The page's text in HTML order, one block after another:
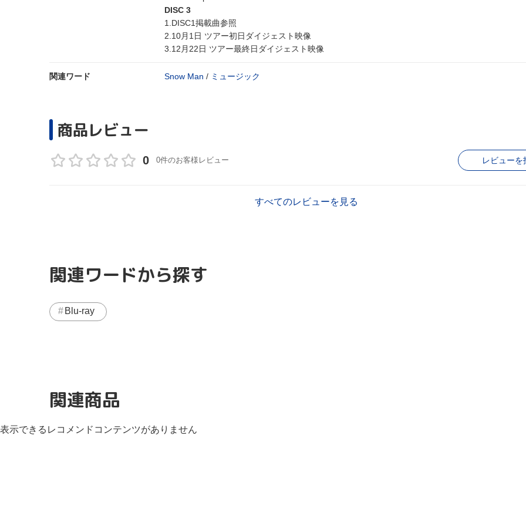
DISC 3
1.DISC1掲載曲参照
2.10月1日 ツアー初日ダイジェスト映像
3.12月22日 ツアー最終日ダイジェスト映像
関連ワード Snow Man / ミュージック
商品レビュー
0 0件のお客様レビュー レビューを
すべてのレビューを見る
関連ワードから探す
Blu-ray
関連商品
表示できるレコメンドコンテンツがありません